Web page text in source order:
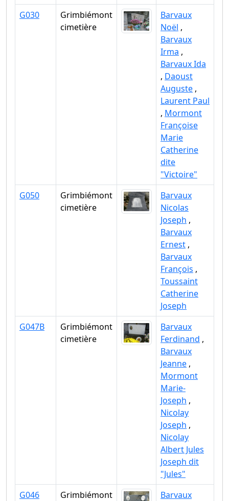
G030
Grimbiémont
cimetière
Barvaux
Noël ,
Barvaux
Irma ,
Barvaux Ida
, Daoust
Auguste ,
Laurent Paul
, Mormont
Françoise
Marie
Catherine
dite
"Victoire"
G050
Grimbiémont
cimetière
Barvaux
Nicolas
Joseph ,
Barvaux
Ernest ,
Barvaux
François ,
Toussaint
Catherine
Joseph
G047B
Grimbiémont
cimetière
Barvaux
Ferdinand ,
Barvaux
Jeanne ,
Mormont
Marie-
Joseph ,
Nicolay
Joseph ,
Nicolay
Albert Jules
Joseph dit
"Jules"
G046
Grimbiémont Barvaux